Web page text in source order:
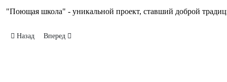
"Поющая школа" - уникальной проект, ставший доброй
Предыдущий: Флешмоб Последний звонок
Назад Следующий: Песни на привале
Вперед